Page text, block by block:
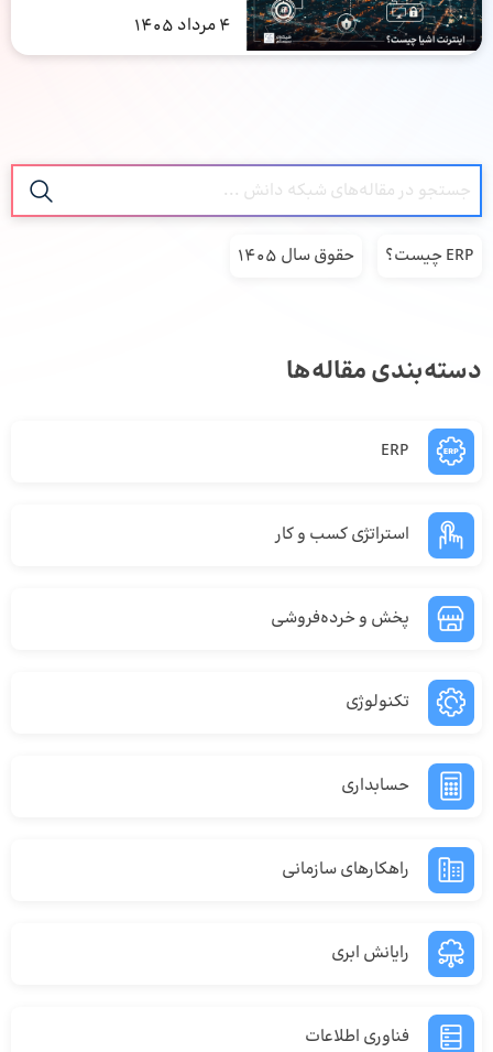
4 مرداد 1405
ERP چیست؟ حقوق سال 1405
دسته‌بندی مقاله‌ها
ERP
استراتژی کسب و کار
پخش و خرده‌فروشی
تکنولوژی
حسابداری
راهکارهای سازمانی
رایانش ابری
فناوری اطلاعات